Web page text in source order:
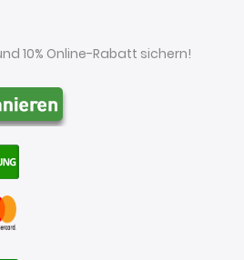
10% Online-Rabatt sichern!